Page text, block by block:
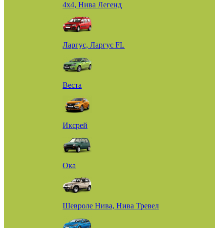
4х4, Нива Легенд
Ларгус, Ларгус FL
Веста
Иксрей
Ока
Шевроле Нива, Нива Тревел